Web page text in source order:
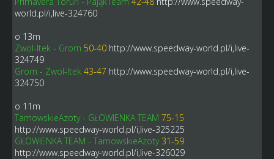
world.pl/i,live-324760
o 13m
Zwol-Itek - Grom 50-40 http://www.speedway-world.pl/i,live-
324749
Grom - Zwol-Itek 43-47 http://www.speedway-world.pl/i,live-
324750
o 11m
TarnowskieAzoty - GŁOWIENKA TEAM 75-15
http://www.speedway-world.pl/i,live-325225
GŁOWIENKA TEAM - TarnowskieAzoty 31-59
http://www.speedway-world.pl/i,live-326029